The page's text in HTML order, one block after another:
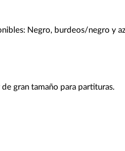
Negro, burdeos/negro y
gran tamaño para partituras.